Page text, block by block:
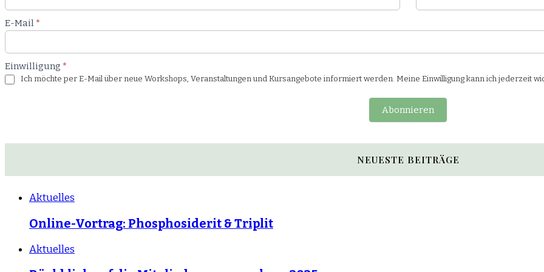
E-Mail *
Einwilligung *
Ich möchte per E-Mail über neue Workshops, Veranstaltungen und Kursangebote informiert werden. Meine Einwilligung kann ich jederzeit
Abonnieren
NEUESTE BEITRÄGE
Aktuelles
Online-Vortrag: Phosphosiderit & Triplit
Aktuelles